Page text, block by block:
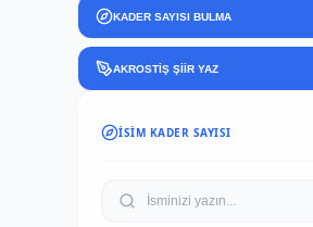
KADER SAYISI BULMA
AKROSTİŞ ŞİİR YAZ
İSIM KADER SAYISI